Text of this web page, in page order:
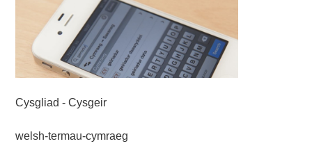
Cysgliad - Cysgeir
welsh-termau-cymraeg